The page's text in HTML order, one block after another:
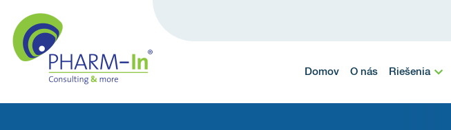
Domov O nás Riešenia